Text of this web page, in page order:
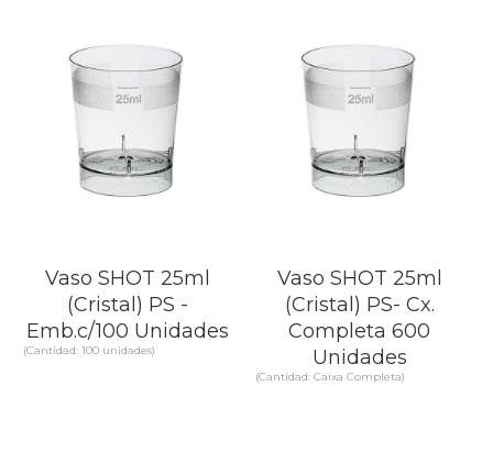
Vaso SHOT 25ml
(Cristal) PS -
Emb.c/100 Unidades
(Cantidad: 100 unidades)
Vaso SHOT 25ml
(Cristal) PS- Cx.
Completa 600
Unidades
(Cantidad: Caixa Completa)